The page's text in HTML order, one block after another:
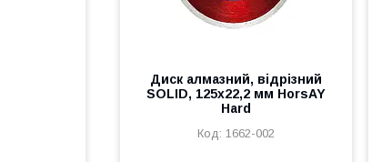
Диск алмазний, відрізний
SOLID, 125х22,2 мм HorsAY
Hard
1662-002